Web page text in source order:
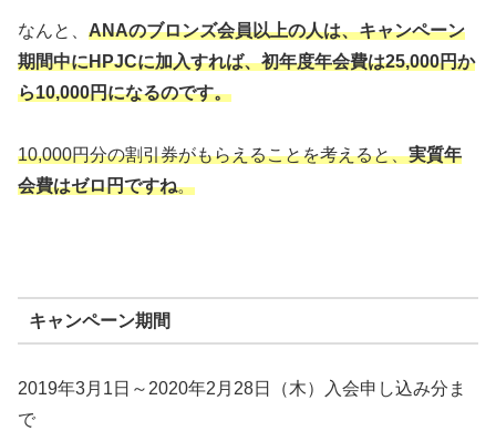
なんと、 ANAのブロンズ会員以上の人は、キャンペーン
期間中にHPJCに加入すれば、初年度年会費は25,000円か
ら10,000円になるのです。
10,000円分の割引券がもらえることを考えると、実質年
会費はゼロ円ですね。
キャンペーン期間
2019年3月1日～2020年2月28日（木）入会申し込み分ま
で